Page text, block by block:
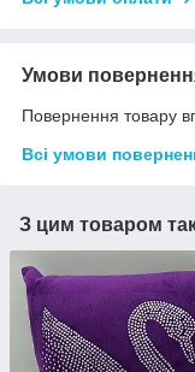
Умови
Повернення товару
Всі умови
З цим товаром